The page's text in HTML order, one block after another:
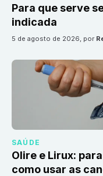
Para que serve
indicada
5 de agosto de 2026, por
SAÚDE
Olire e Lirux:
como usar as